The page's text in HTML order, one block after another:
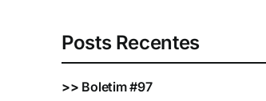
Posts Recentes
>> Boletim #97